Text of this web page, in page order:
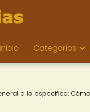
Inicio Categorías
a lo específico: